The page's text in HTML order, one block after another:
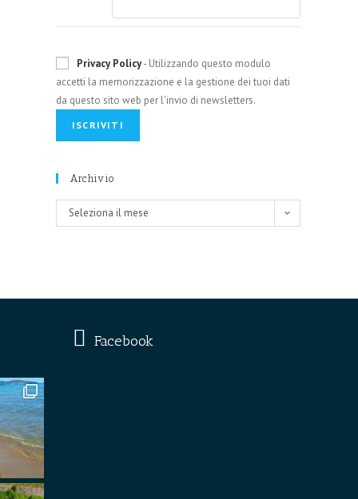
Privacy Policy- Utilizzando questo modulo
accetti la memorizzazione e la gestione dei tuoi dati
da questo sito web per l'invio di newsletters.
Archivio
Archivio
Seleziona il mese
Facebook